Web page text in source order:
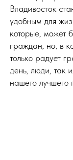
Владивосток
удобным для
которые, может
граждан, но, в
только радует
день, люди, так
нашего